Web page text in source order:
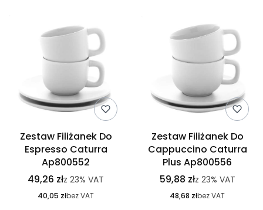
Zestaw Filiżanek Do
Espresso Caturra
Ap800552
49,26 złz 23% VAT
40,05 złbez VAT
Zestaw Filiżanek Do
Cappuccino Caturra
Plus Ap800556
59,88 złz 23% VAT
48,68 złbez VAT